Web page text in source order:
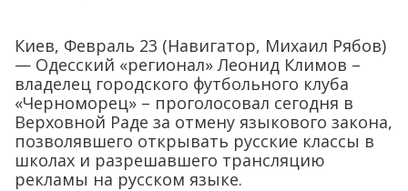
Киев, Февраль 23 (Навигатор, Михаил Рябов)
— Одесский «регионал» Леонид Климов –
владелец городского футбольного клуба
«Черноморец» – проголосовал сегодня в
Верховной Раде за отмену языкового закона,
позволявшего открывать русские классы в
школах и разрешавшего трансляцию
рекламы на русском языке.